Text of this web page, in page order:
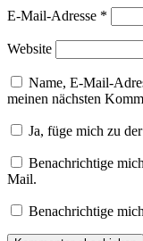
E-Mail-Adresse *
Website
Name, E-Mail-
meinen nächsten
Ja, füge mich zu
Benachrichtige
Mail.
Benachrichtige